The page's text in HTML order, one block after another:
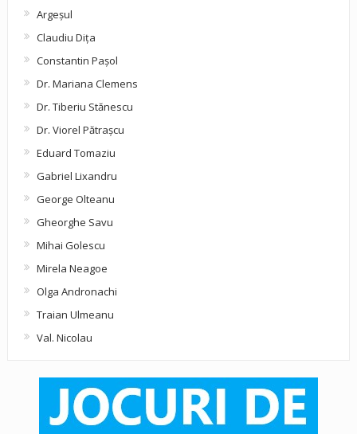
Argeşul
Claudiu Diţa
Constantin Pașol
Dr. Mariana Clemens
Dr. Tiberiu Stănescu
Dr. Viorel Pătraşcu
Eduard Tomaziu
Gabriel Lixandru
George Olteanu
Gheorghe Savu
Mihai Golescu
Mirela Neagoe
Olga Andronachi
Traian Ulmeanu
Val. Nicolau